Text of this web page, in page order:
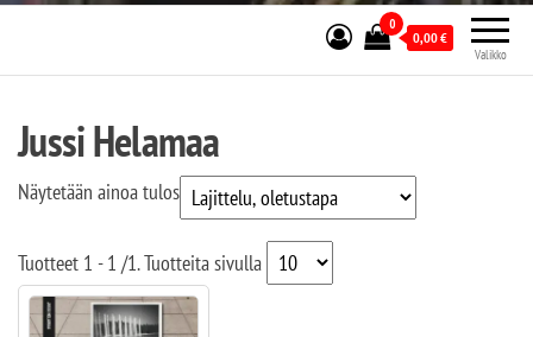
sydämessä.
Valikko
0
0,00€
Jussi Helamaa
Näytetään ainoa tulos
Tuotteet 1 - 1 /1. Tuotteita sivulla